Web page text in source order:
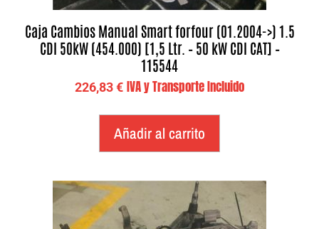
Caja Cambios Manual Smart forfour (01.2004->) 1.5
CDI 50kW (454.000) [1,5 Ltr. – 50 kW CDI CAT] –
115544
226,83€ IVA y Transporte Incluido
Añadir al carrito